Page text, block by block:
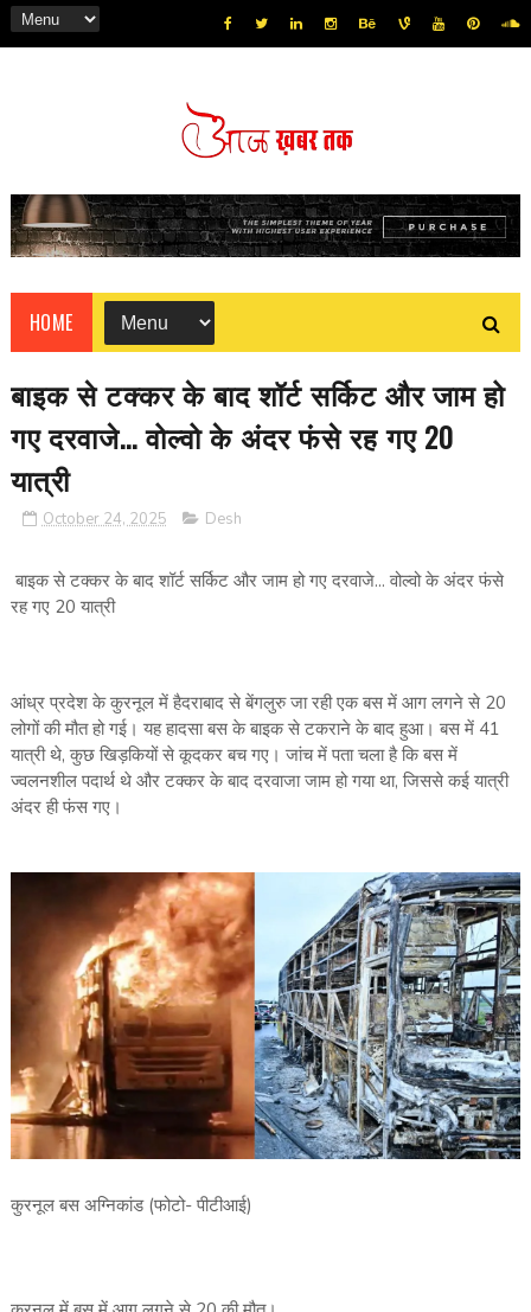
HOME
बाइक से टक्कर के बाद शॉर्ट सर्किट और जाम हो
गए दरवाजे... वोल्वो के अंदर फंसे रह गए 20
यात्री
October 24, 2025 Desh
बाइक से टक्कर के बाद शॉर्ट सर्किट और जाम हो गए दरवाजे... वोल्वो के अंदर फंसे
रह गए 20 यात्री
आंध्र प्रदेश के कुरनूल में हैदराबाद से बेंगलुरु जा रही एक बस में आग लगने से 20
लोगों की मौत हो गई। यह हादसा बस के बाइक से टकराने के बाद हुआ। बस में 41
यात्री थे, कुछ खिड़कियों से कूदकर बच गए। जांच में पता चला है कि बस में
ज्वलनशील पदार्थ थे और टक्कर के बाद दरवाजा जाम हो गया था, जिससे कई यात्री
अंदर ही फंस गए।
कुरनूल बस अग्निकांड (फोटो- पीटीआई)